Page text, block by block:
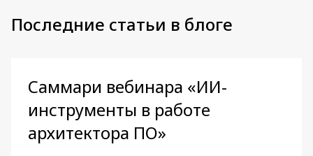
Последние статьи в блоге
Саммари вебинара «ИИ-
инструменты в работе
архитектора ПО»